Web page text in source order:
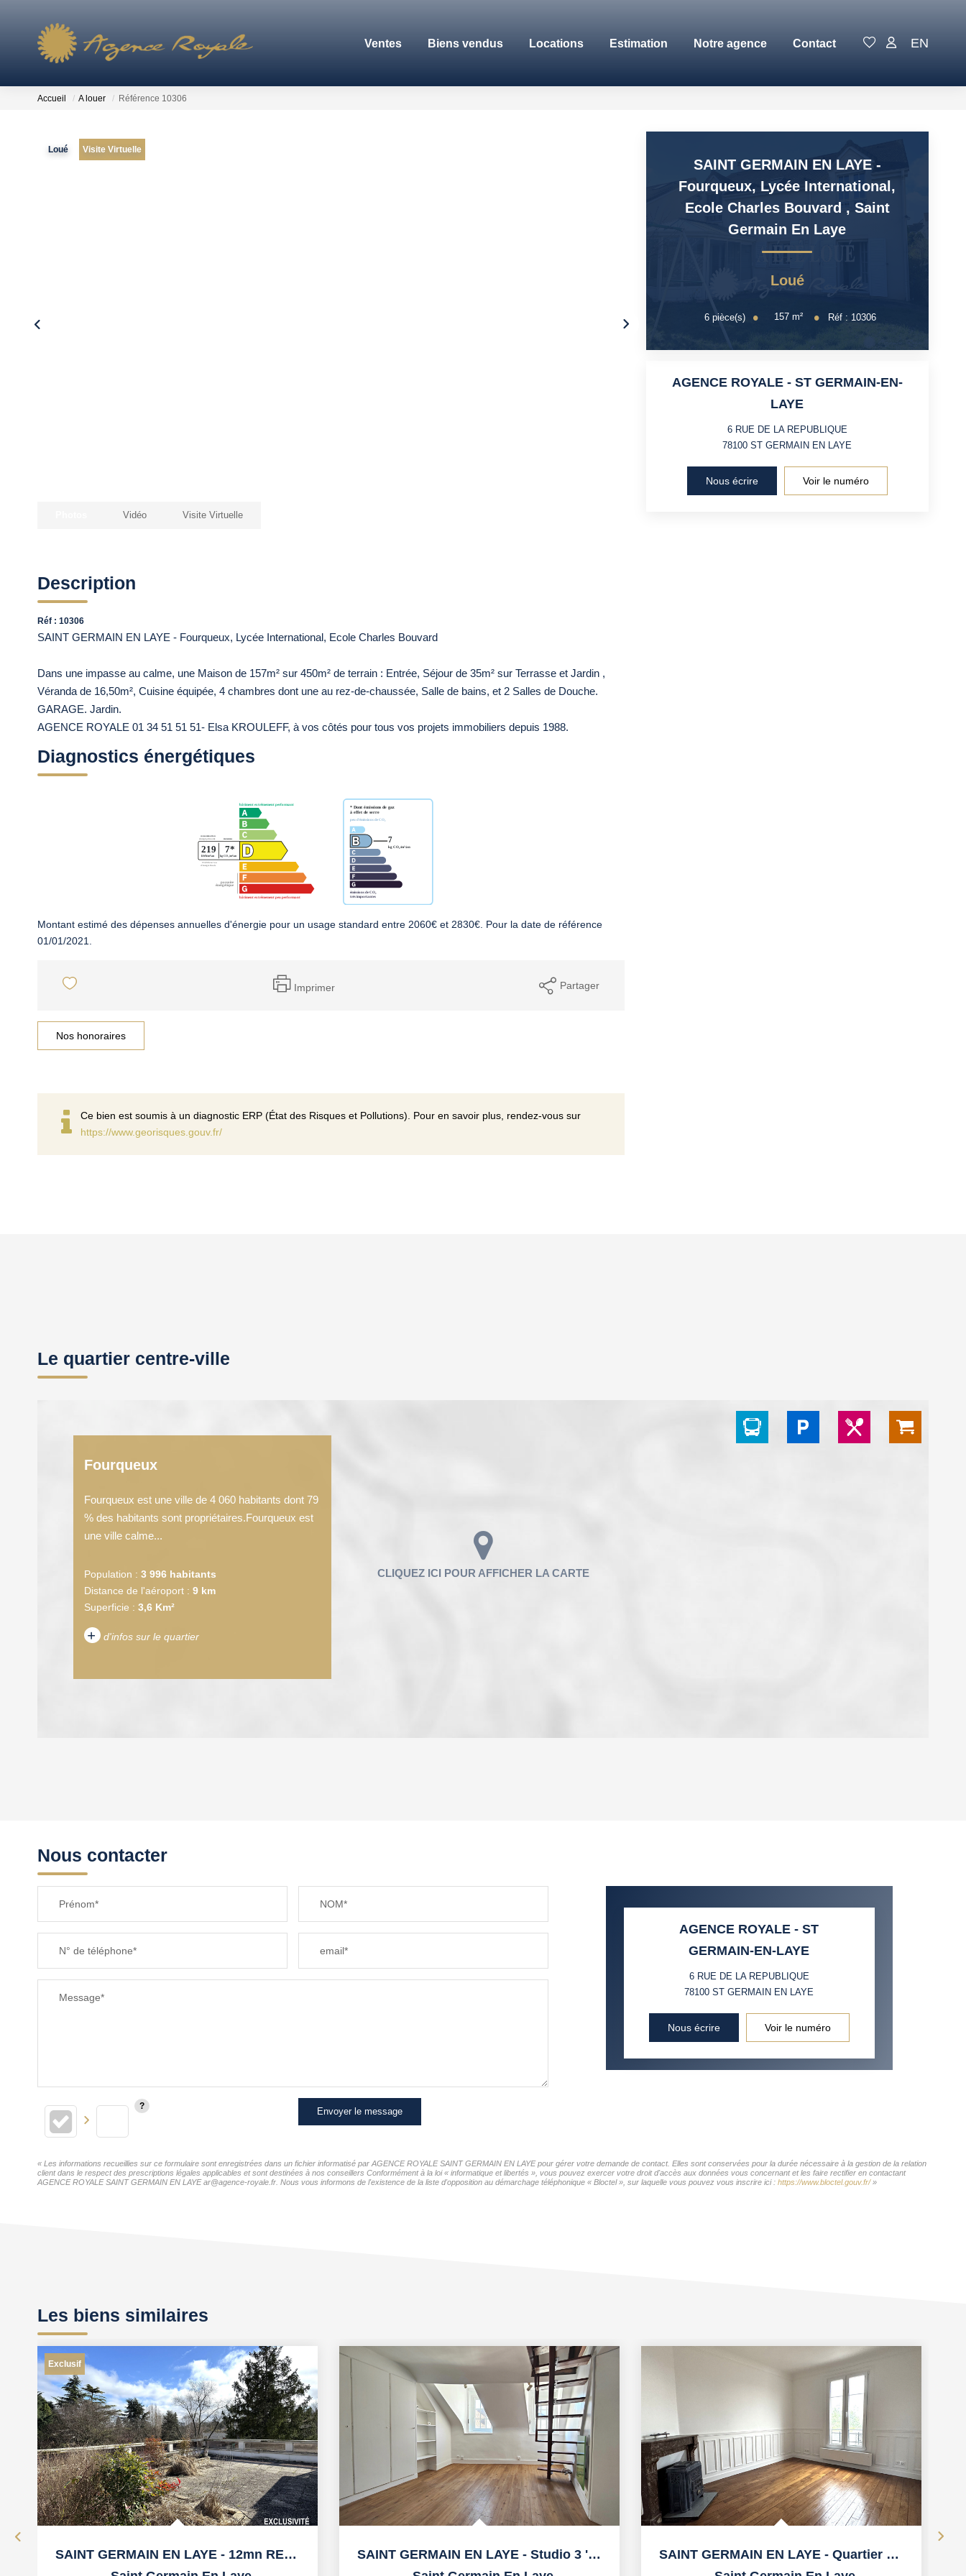
Ventes Biens vendus Locations Estimation Notre agence Contact EN
Accueil A louer Référence 10306
Loué Visite Virtuelle
Vidéo Visite Virtuelle
Description
Réf : 10306
SAINT GERMAIN EN LAYE - Fourqueux, Lycée International, Ecole Charles Bouvard
Dans une impasse au calme, une Maison de 157m² sur 450m² de terrain : Entrée, Séjour de 35m² sur Terrasse et Jardin ,
Véranda de 16,50m², Cuisine équipée, 4 chambres dont une au rez-de-chaussée, Salle de bains, et 2 Salles de Douche.
GARAGE. Jardin.
AGENCE ROYALE 01 34 51 51 51- Elsa KROULEFF, à vos côtés pour tous vos projets immobiliers depuis 1988.
Diagnostics énergétiques
Montant estimé des dépenses annuelles d'énergie pour un usage standard entre 2060€ et 2830€. Pour la date de référence
01/01/2021.
Imprimer Partager
Nos honoraires
Ce bien est soumis à un diagnostic ERP (État des Risques et Pollutions). Pour en savoir plus, rendez-vous sur
https://www.georisques.gouv.fr/
SAINT GERMAIN EN LAYE -
Fourqueux, Lycée International,
Ecole Charles Bouvard , Saint
Germain En Laye
Loué
6 pièce(s) 157 m² Réf : 10306
AGENCE ROYALE - ST GERMAIN-EN-
LAYE
6 RUE DE LA REPUBLIQUE
78100ST GERMAIN EN LAYE
Nous écrire Voir le numéro
Le quartier centre-ville
Fourqueux
Fourqueux est une ville de 4 060 habitants dont 79
% des habitants sont propriétaires.Fourqueux est
une ville calme...
Population : 3 996 habitants
Distance de l'aéroport : 9 km
Superficie : 3,6 Km²
+ d'infos sur le quartier
TAXE FONCIÈRE
RESTAURANTS ET CAFÉS COMMERCES
Nous contacter
Prénom* NOM*
N° de téléphone* email*
Message*
Envoyer le message
AGENCE ROYALE - ST
GERMAIN-EN-LAYE
6 RUE DE LA REPUBLIQUE
78100ST GERMAIN EN LAYE
Nous écrire Voir le numéro
« Les informations recueillies sur ce formulaire sont enregistrées dans un fichier informatisé par AGENCE ROYALE SAINT GERMAIN EN LAYE pour gérer votre demande de contact. Elles sont conservées pour la durée nécessaire à la gestion de la relation
client dans le respect des prescriptions légales applicables et sont destinées à nos conseillers Conformément à la loi « informatique et libertés », vous pouvez exercer votre droit d'accès aux données vous concernant et les faire rectifier en contactant
AGENCE ROYALE SAINT GERMAIN EN LAYE ar@agence-royale.fr. Nous vous informons de l'existence de la liste d'opposition au démarchage téléphonique « Bloctel », sur laquelle vous pouvez vous inscrire ici : https://www.bloctel.gouv.fr/»
Les biens similaires
Exclusif
SAINT GERMAIN EN LAYE - 12mn RER, Calme, dans cadre très...
SAINT GERMAIN EN LAYE - Studio 3 'RER
SAINT GERMAIN EN LAYE - Quartier Pereire 3mn Tram